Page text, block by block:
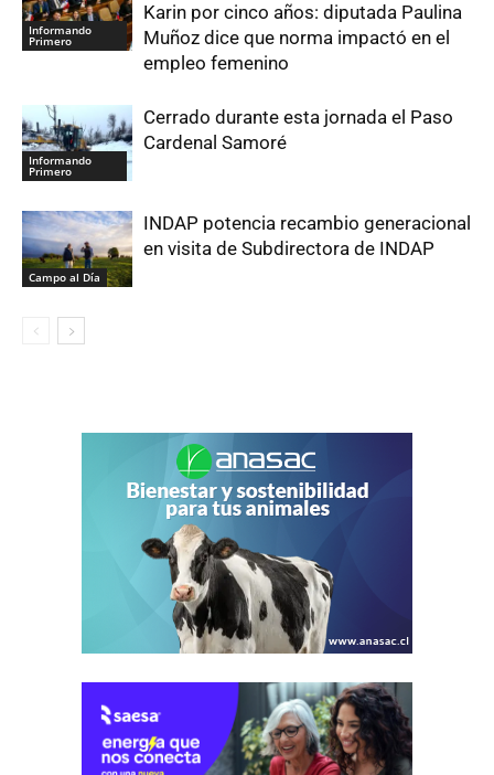
Informando
Primero
Karin por cinco años: diputada Paulina
Muñoz dice que norma impactó en el
empleo femenino
Informando
Primero
Cerrado durante esta jornada el Paso
Cardenal Samoré
Campo al Día
INDAP potencia recambio generacional
en visita de Subdirectora de INDAP